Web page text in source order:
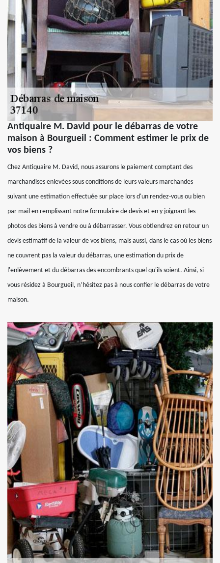
Antiquaire M. David pour le débarras de votre
maison à Bourgueil : Comment estimer le prix de
vos biens ?
Chez Antiquaire M. David, nous assurons le paiement comptant des
marchandises enlevées sous conditions de leurs valeurs marchandes
suivant une estimation effectuée sur place lors d'un rendez-vous ou bien
par mail en remplissant notre formulaire de devis et en y joignant les
photos des biens à vendre ou à débarrasser. Vous obtiendrez en retour un
devis estimatif de la valeur de vos biens, mais aussi, dans le cas où les biens
ne couvrent pas la valeur du débarras, une estimation du prix de
l'enlèvement et du débarras des encombrants quel qu'ils soient. Ainsi, si
vous résidez à Bourgueil, n’hésitez pas à nous confier le débarras de votre
maison.